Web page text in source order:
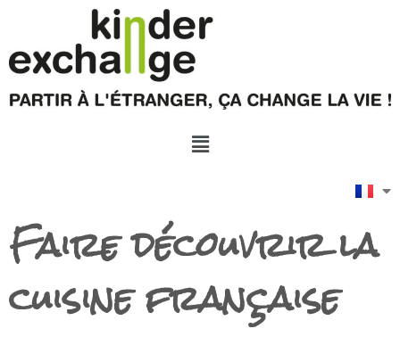
Faire découvrir la
cuisine française